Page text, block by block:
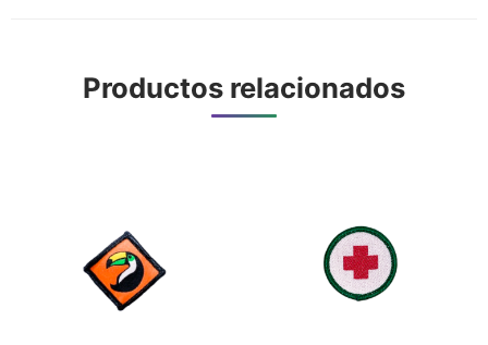
Productos relacionados